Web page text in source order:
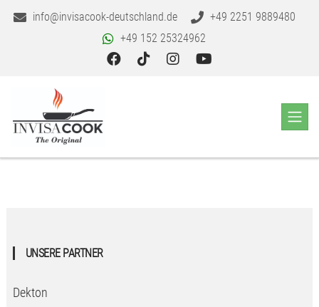
info@invisacook-deutschland.de
+49 2251 9889480
+49 152 25324962
UNSERE PARTNER
Dekton